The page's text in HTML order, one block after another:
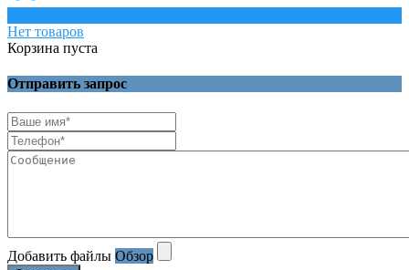
Нет товаров
Корзина пуста
Отправить запрос
Добавить файлы Обзор